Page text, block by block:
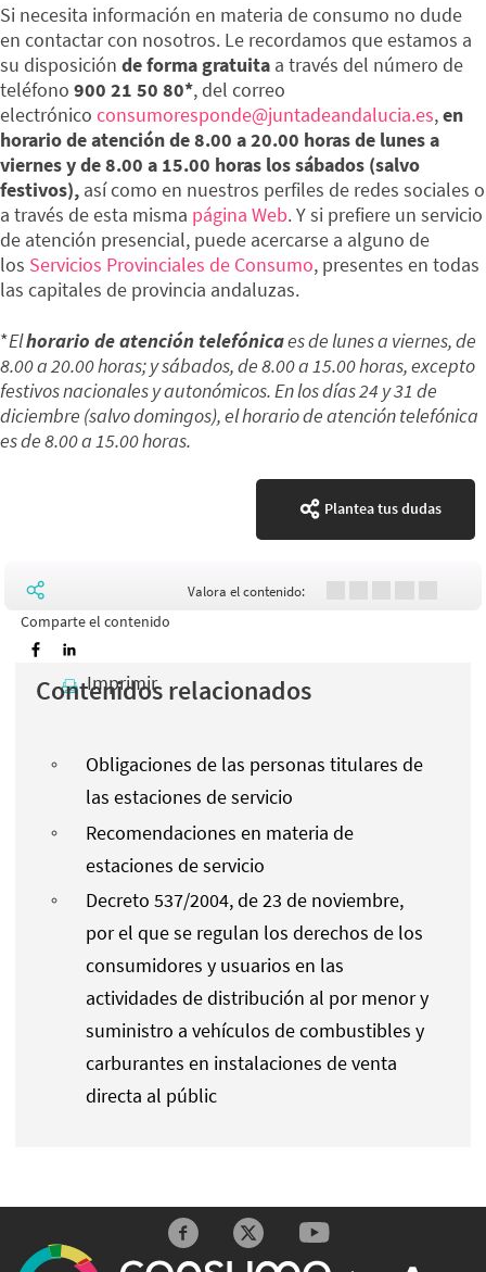
Si necesita información en materia de consumo no dude
en contactar con nosotros. Le recordamos que estamos a
su disposición de forma gratuita a través del número de
teléfono 900 21 50 80*, del correo
electrónico consumoresponde@juntadeandalucia.es,en
horario de atención de 8.00 a 20.00 horas de lunes a
viernes y de 8.00 a 15.00 horas los sábados (salvo
festivos), así como en nuestros perfiles de redes sociales o
a través de esta misma página Web. Y si prefiere un servicio
de atención presencial, puede acercarse a alguno de
los Servicios Provinciales de Consumo, presentes en todas
las capitales de provincia andaluzas.
*Elhorario de atención telefónicaes de lunes a viernes, de
8.00 a 20.00 horas; y sábados, de 8.00 a 15.00 horas, excepto
festivos nacionales y autonómicos. En los días 24 y 31 de
diciembre (salvo domingos), el horario de atención telefónica
es de 8.00 a 15.00 horas.
Plantea tus dudas
Comparte el contenido
Valora el contenido:
Imprimir
Contenidos relacionados
Obligaciones de las personas titulares de
las estaciones de servicio
Recomendaciones en materia de
estaciones de servicio
Decreto 537/2004, de 23 de noviembre,
por el que se regulan los derechos de los
consumidores y usuarios en las
actividades de distribución al por menor y
suministro a vehículos de combustibles y
carburantes en instalaciones de venta
directa al públic
Redes sociales y Feeds